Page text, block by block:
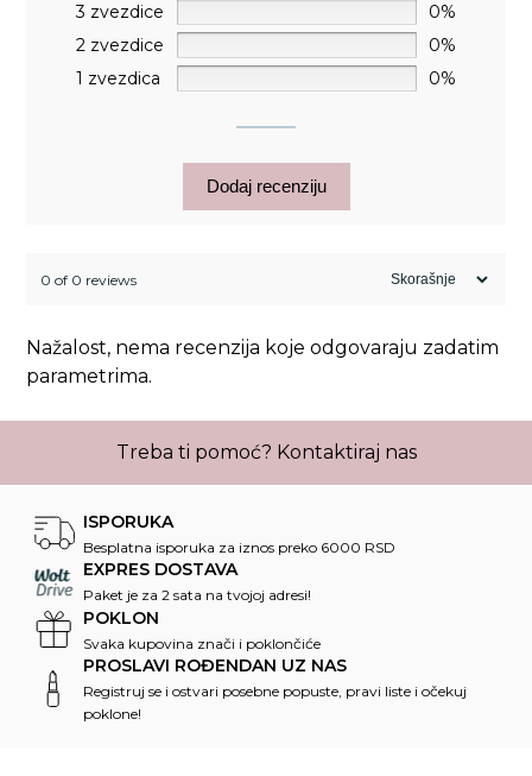
3 zvezdice
0%
2 zvezdice
0%
1 zvezdica
0%
Dodaj recenziju
0 of 0 reviews
Nažalost, nema recenzija koje odgovaraju zadatim
parametrima.
Treba ti pomoć? Kontaktiraj nas
ISPORUKA
Besplatna isporuka za iznos preko 6000 RSD
EXPRES DOSTAVA
Paket je za 2 sata na tvojoj adresi!
POKLON
Svaka kupovina znači i poklončiće
PROSLAVI ROĐENDAN UZ NAS
Registruj se i ostvari posebne popuste, pravi liste i očekuj
poklone!